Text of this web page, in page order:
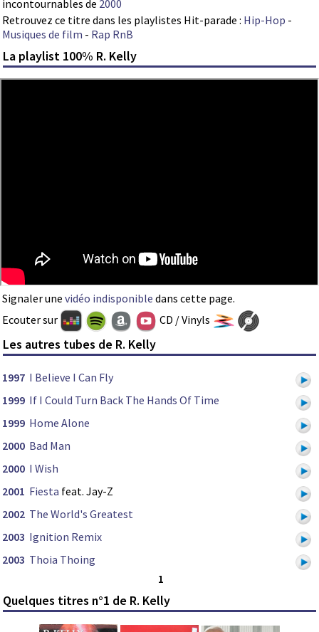
incontournables de 2000
Retrouvez ce titre dans les playlistes Hit-parade : Hip-Hop -
Musiques de film - Rap RnB
La playlist 100% R. Kelly
Signaler une vidéo indisponible dans cette page.
Ecouter sur
CD / Vinyls
Les autres tubes de R. Kelly
1997 I Believe I Can Fly
1999 If I Could Turn Back The Hands Of Time
1999 Home Alone
2000 Bad Man
2000 I Wish
2001 Fiesta feat. Jay-Z
2002 The World's Greatest
2003 Ignition Remix
2003 Thoia Thoing
1
Quelques titres n°1 de R. Kelly